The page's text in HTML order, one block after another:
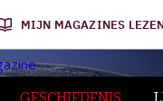
MIJN MAGAZINES